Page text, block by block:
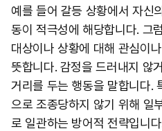
예를 들어 갈등 상황에서 자신
동이 적극성에 해당합니다. 그
대상이나 상황에 대해 관심이
뜻합니다. 감정을 드러내지 않
거리를 두는 행동을 말합니다.
으로 조종당하지 않기 위해 일
로 일관하는 방어적 전략입니